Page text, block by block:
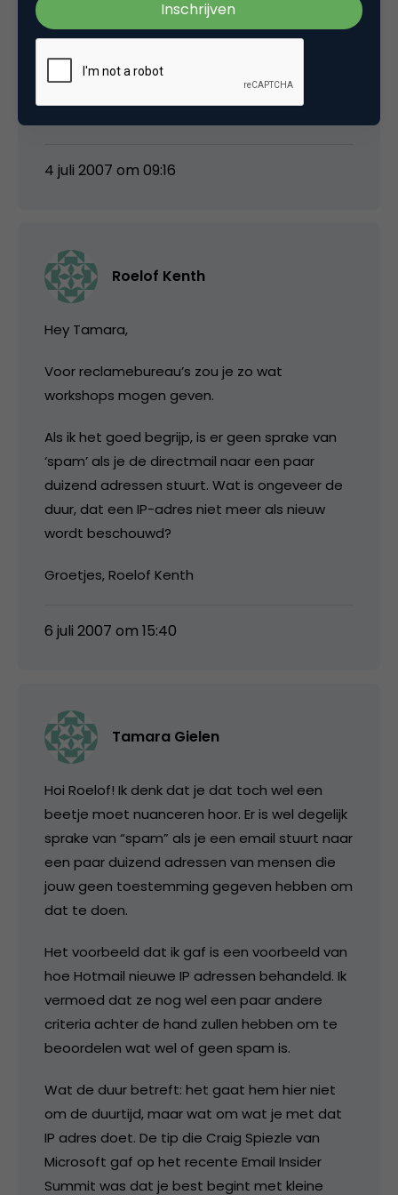
actief. En non-actieve accounts worden dan
ingezet als “spamtrap” adressen, dus als je
naar zo’n email adressen blijft mailen dan
denken de ISP’s dat je aan het spammen
4 juli 2007 om 09:16
Roelof Kenth
Hey Tamara,
Voor reclamebureau’s zou je zo wat
workshops mogen geven.
Als ik het goed begrijp, is er geen sprake van
‘spam’ als je de directmail naar een paar
duizend adressen stuurt. Wat is ongeveer de
duur, dat een IP-adres niet meer als nieuw
wordt beschouwd?
Groetjes, Roelof Kenth
6 juli 2007 om 15:40
Tamara Gielen
Hoi Roelof! Ik denk dat je dat toch wel een
beetje moet nuanceren hoor. Er is wel degelijk
sprake van “spam” als je een email stuurt naar
een paar duizend adressen van mensen die
jouw geen toestemming gegeven hebben om
dat te doen.
Het voorbeeld dat ik gaf is een voorbeeld van
hoe Hotmail nieuwe IP adressen behandeld. Ik
vermoed dat ze nog wel een paar andere
criteria achter de hand zullen hebben om te
beoordelen wat wel of geen spam is.
Wat de duur betreft: het gaat hem hier niet
om de duurtijd, maar wat om wat je met dat
IP adres doet. De tip die Craig Spiezle van
Microsoft gaf op het recente Email Insider
Summit was dat je best begint met kleine